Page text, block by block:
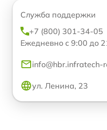
Служба поддержки
+7 (800) 301-34-05
Ежедневно с 9:00 до
info@hbr.infratech-
ул. Ленина, 23